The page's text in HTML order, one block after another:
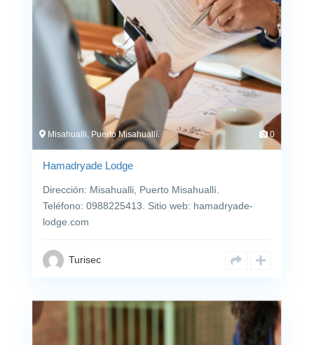
Misahualli, Puerto Misahuallí. 0
Hamadryade Lodge
Dirección: Misahualli, Puerto Misahuallí.
Teléfono: 0988225413. Sitio web: hamadryade-
lodge.com
Turisec